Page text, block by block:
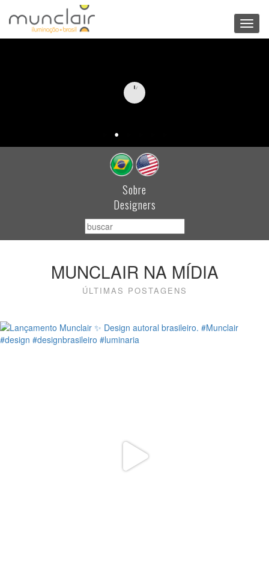
Sobre
Designers
MUNCLAIR NA MÍDIA
ÚLTIMAS POSTAGENS